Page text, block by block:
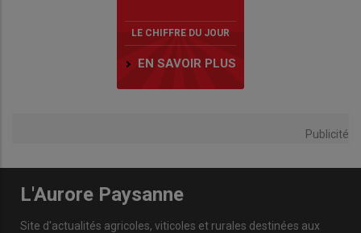
LE CHIFFRE DU JOUR
EN SAVOIR PLUS
Publicité
L'Aurore Paysanne
Site d'actualités agricoles, viticoles et rurales destinées aux